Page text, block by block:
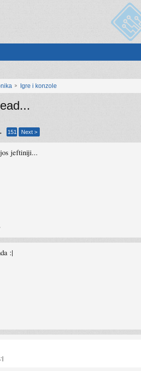
Igre i konzole
151 Next >
jeftiniji...
:|